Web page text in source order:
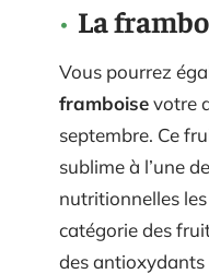
La
Vous pourrez
framboisevotre
septembre. Ce
sublime à l’une
nutritionnelles
catégorie des
des